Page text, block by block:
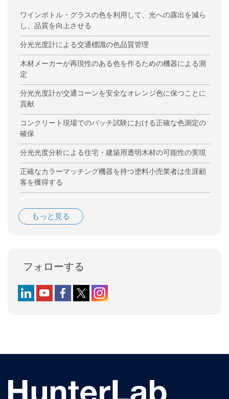
ワインボトル・グラスの色を利用して、光への露出を減ら
し、品質を向上させる
分光光度計による交通標識の色品質管理
木材メーカーが再現性のある色を作るための機器による測
定
分光光度計が交通コーンを安全なオレンジ色に保つことに
貢献
コンクリート現場でのバッチ試験における正確な色測定の
確保
分光光度分析による住宅・建築用透明木材の可能性の実現
正確なカラーマッチング機器を持つ塗料小売業者は生涯顧
客を獲得する
もっと見る
フォローする
Follow us on LinkedIn
Follow us on YouTube
Follow us on Facebook
Follow us on X (formerly Twitter)
Follow us on Instagram